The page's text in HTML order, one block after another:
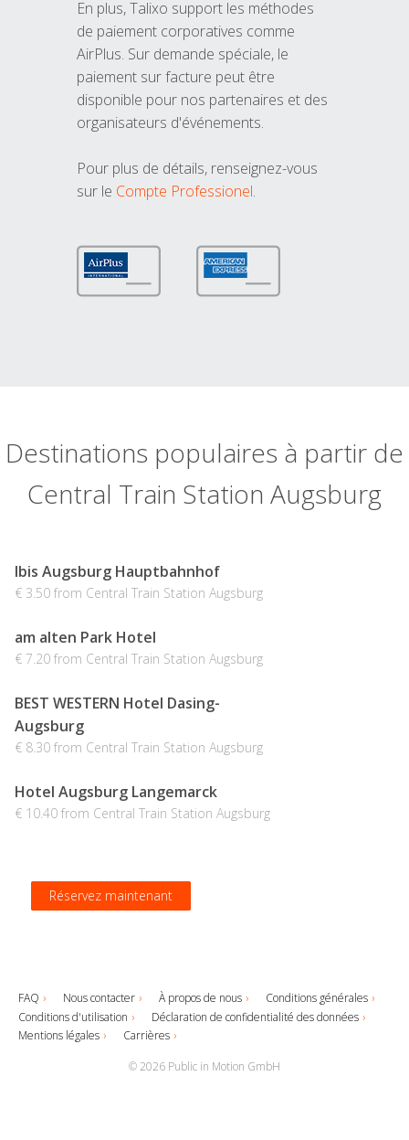
En plus, Talixo support les méthodes
de paiement corporatives comme
AirPlus. Sur demande spéciale, le
paiement sur facture peut être
disponible pour nos partenaires et des
organisateurs d'événements.
Pour plus de détails, renseignez-vous
sur le Compte Professionel.
Destinations populaires à partir de
Central Train Station Augsburg
Ibis Augsburg Hauptbahnhof
€ 3.50 from Central Train Station Augsburg
Réservez maintenant
am alten Park Hotel
€ 7.20 from Central Train Station Augsburg
Réservez maintenant
BEST WESTERN Hotel Dasing-
Augsburg
€ 8.30 from Central Train Station Augsburg
Réservez maintenant
Hotel Augsburg Langemarck
€ 10.40 from Central Train Station Augsburg
Réservez maintenant
FAQ Nous contacter À propos de nous
Conditions générales
Conditions d'utilisation
Déclaration de confidentialité des données
Mentions légales
Carrières
© 2026 Public in Motion GmbH